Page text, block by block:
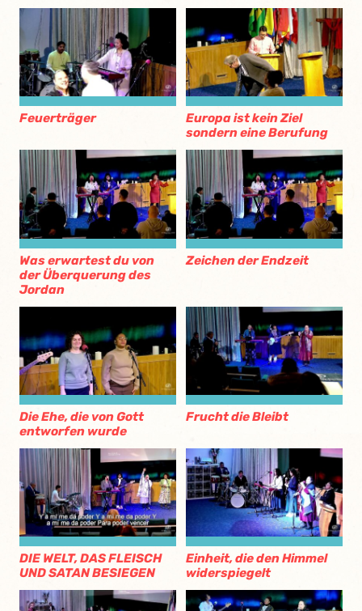
Feuerträger
Europa ist kein Ziel
sondern eine Berufung
Was erwartest du von
der Überquerung des
Jordan
Zeichen der Endzeit
Die Ehe, die von Gott
entworfen wurde
Frucht die Bleibt
DIE WELT, DAS FLEISCH
UND SATAN BESIEGEN
Einheit, die den Himmel
widerspiegelt